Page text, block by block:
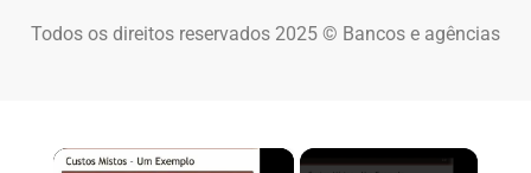
Todos os direitos reservados 2025 © Bancos e agências
×